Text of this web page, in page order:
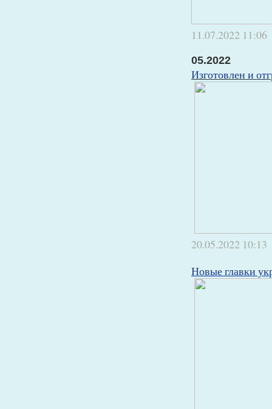
11.07.2022 11:06
05.2022
Изготовлен и
20.05.2022 10:13
Новые главки